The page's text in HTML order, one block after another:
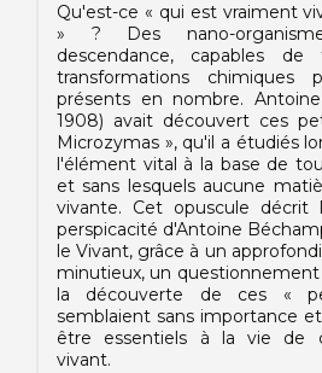
Qu'est-ce « qui est vraiment
» ? Des nano-
descendance, capables de
transformations chimiques
présents en nombre.
1908) avait découvert ces
Microzymas », qu'il a étudiés
l'élément vital à la base de
et sans lesquels aucune
vivante. Cet opuscule
perspicacité d'Antoine
le Vivant, grâce à un
minutieux, un
la découverte de ces «
semblaient sans importance
être essentiels à la vie de
vivant.